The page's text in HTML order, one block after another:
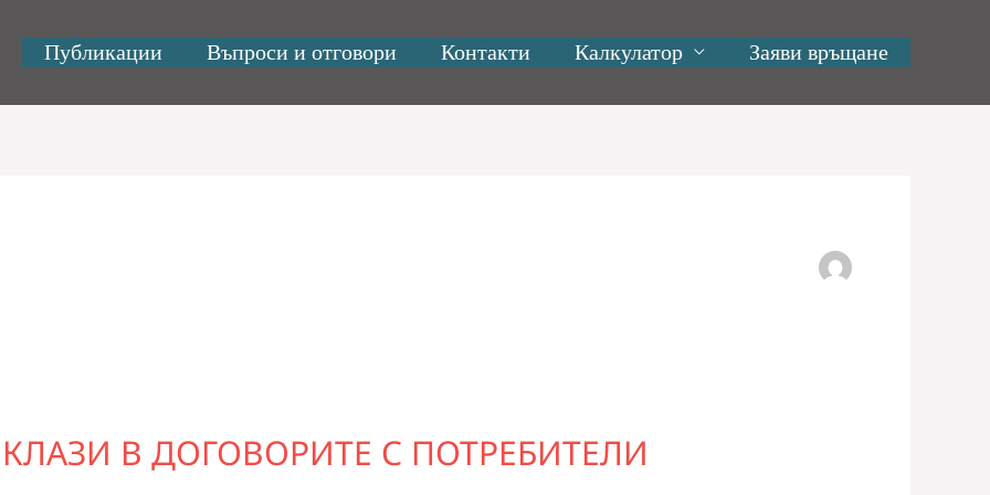
Публикации Въпроси и отговори Контакти Калкулатор Заяви връщане
В ДОГОВОРИТЕ С ПОТРЕБИТЕЛИ